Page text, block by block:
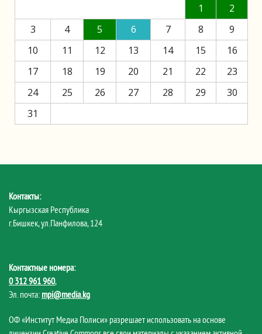
1
2
3
4 5 6 7 8
9
10
11 12 13 14 15
16
17
18 19 20 21 22
23
24
25 26 27 28 29
30
31
Контакты:
Кыргызская Республика
г.Бишкек, ул.Панфилова, 124
Контактные номера:
0 312 961 960,
Эл. почта: mpi@media.kg
ОФ «Институт Медиа Полиси» разрешает использовать на основе